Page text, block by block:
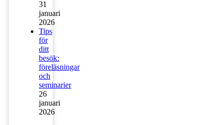
31
januari
2026
Tips
för
ditt
besök:
föreläsningar
och
seminarier
26
januari
2026